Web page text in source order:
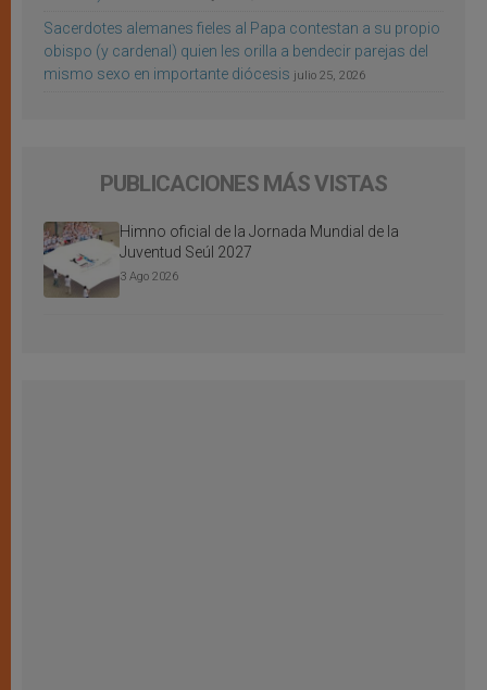
Sacerdotes alemanes fieles al Papa contestan a su propio
obispo (y cardenal) quien les orilla a bendecir parejas del
mismo sexo en importante diócesis julio 25, 2026
PUBLICACIONES MÁS VISTAS
Himno oficial de la Jornada Mundial de la
Juventud Seúl 2027
3 Ago 2026